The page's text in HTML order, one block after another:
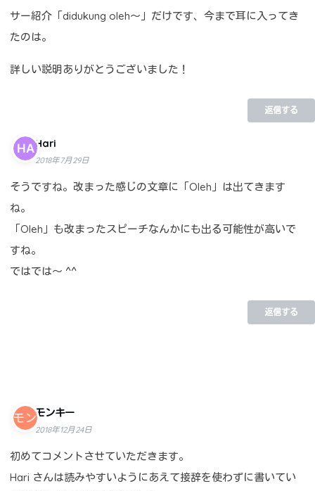
サー紹介「didukung oleh～」だけです、今まで耳に入ってき
たのは。
詳しい説明ありがとうございました！
返信する
Hari
2018年7月29日
そうですね。改まった感じの文章に「Oleh」は出てきます
ね。
「Oleh」も改まったスピーチなんかにも出る可能性が高いで
すね。
ではでは～ ^^
返信する
モンキー
2018年12月24日
初めてコメントさせていただきます。
Hari さんは読みやすいようにあえて接辞を使わずに書いてい